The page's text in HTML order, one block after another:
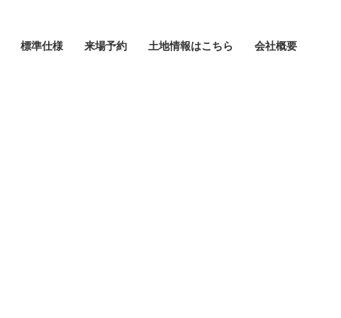
標準仕様 来場予約 土地情報はこちら 会社概要